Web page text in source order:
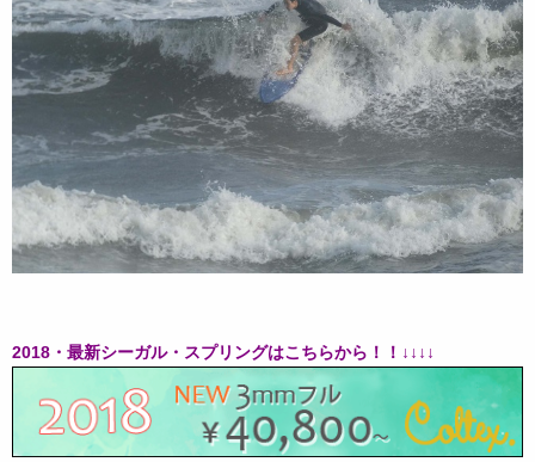
2018・最新シーガル・スプリングはこちらから！！↓↓↓↓